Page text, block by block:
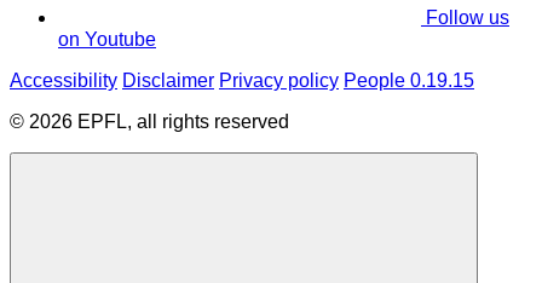
Follow us
on Youtube
Accessibility Disclaimer Privacy policy People 0.19.15
© 2026 EPFL, all rights reserved